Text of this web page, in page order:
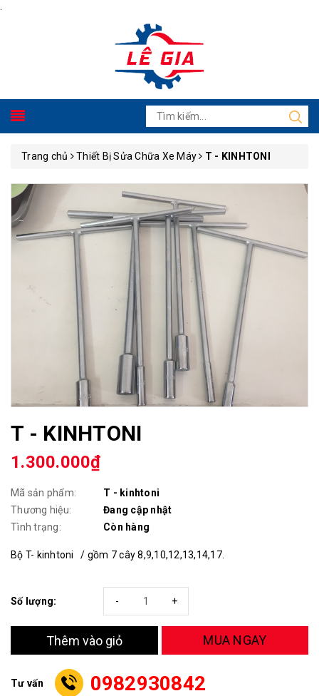
Trang chủ Thiết Bị Sửa Chữa Xe Máy T - KINHTONI
T - KINHTONI
1.300.000₫
Mã sản phẩm:
T - kinhtoni
Thương hiệu:
Đang cập nhật
Tình trạng:
Còn hàng
Bộ T- kinhtoni / gồm 7 cây 8,9,10,12,13,14,17.
Số lượng: +
-
Thêm vào giỏ MUA NGAY
Tư vấn 0982930842